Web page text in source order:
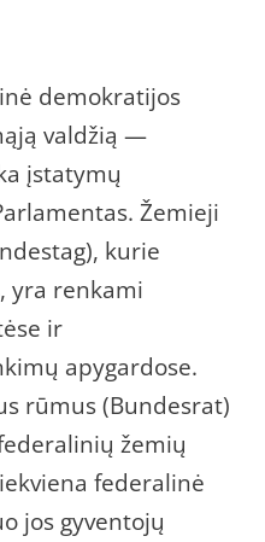
demokratijos
valdžią —
įstatymų
Žemieji
kurie
yra renkami
ir
apygardose.
rūmus (Bundesrat)
žemių
federalinė
jos gyventojų